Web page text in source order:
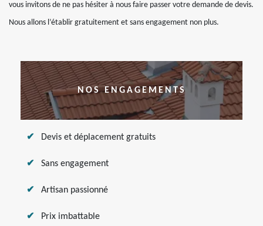
vous invitons de ne pas hésiter à nous faire passer votre demande de devis.
Nous allons l’établir gratuitement et sans engagement non plus.
NOS ENGAGEMENTS
Devis et déplacement gratuits
Sans engagement
Artisan passionné
Prix imbattable